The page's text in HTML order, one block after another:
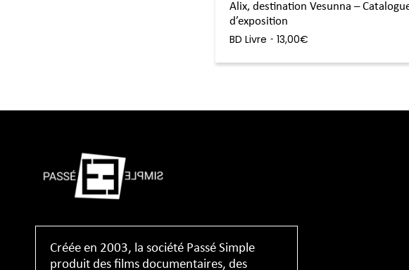
Alix, destination Vesunna –
d’exposition
BD Livre - 13,00€
Créée en 2003, la société Passé Simple
produit des films documentaires, des